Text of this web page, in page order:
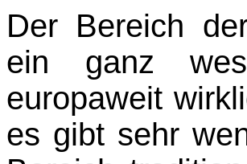
Der Bereich
ein ganz
europaweit
es gibt sehr